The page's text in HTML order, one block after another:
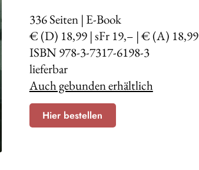
336Seiten | E-Book
€ (D) 18,99 | sFr 19,– | € (A) 18,99
ISBN 978-3-7317-6198-3
lieferbar
Auch gebunden erhältlich
Hier bestellen